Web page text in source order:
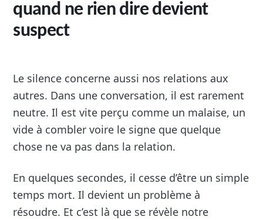
quand ne rien dire devient
suspect
Le silence concerne aussi nos relations aux
autres. Dans une conversation, il est rarement
neutre. Il est vite perçu comme un malaise, un
vide à combler voire le signe que quelque
chose ne va pas dans la relation.
En quelques secondes, il cesse d’être un simple
temps mort. Il devient un problème à
résoudre. Et c’est là que se révèle notre